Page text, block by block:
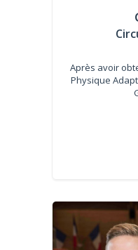
Après avoir
Physique